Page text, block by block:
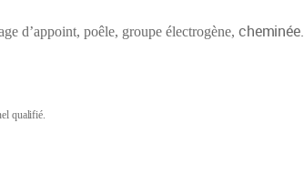
d’appoint, poêle, groupe électrogène, cheminée.
qualifié.